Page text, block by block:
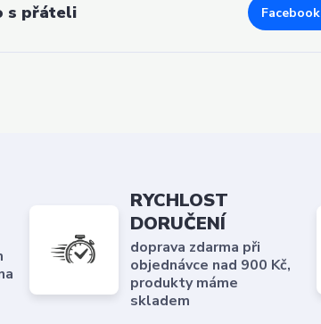
s přáteli Facebook
RYCHLOST
DORUČENÍ
doprava zdarma při
objednávce nad 900 Kč,
produkty máme
skladem